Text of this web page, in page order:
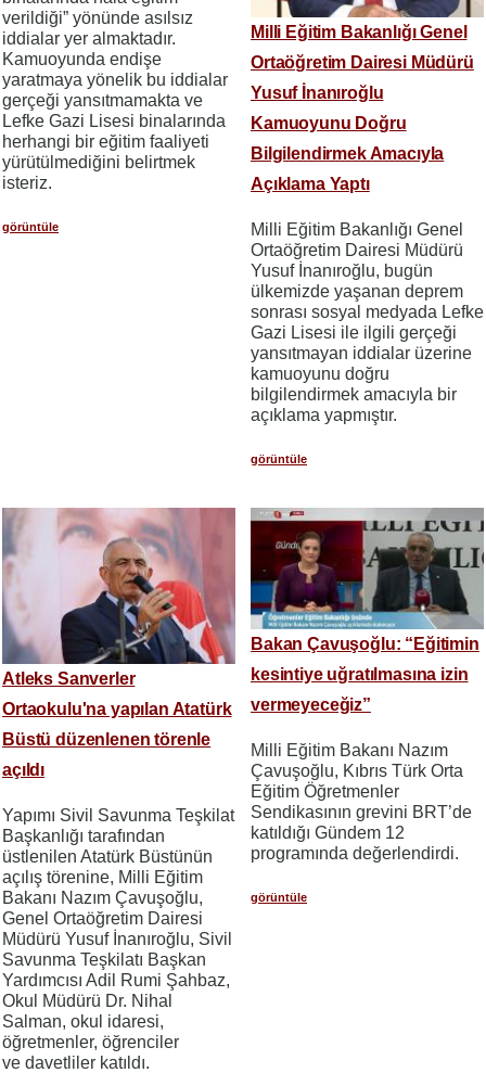
verildiği” yönünde asılsız
iddialar yer almaktadır.
Kamuoyunda endişe
yaratmaya yönelik bu iddialar
gerçeği yansıtmamakta ve
Lefke Gazi Lisesi binalarında
herhangi bir eğitim faaliyeti
yürütülmediğini belirtmek
isteriz.
görüntüle
Milli Eğitim Bakanlığı Genel
Ortaöğretim Dairesi Müdürü
Yusuf İnanıroğlu
Kamuoyunu Doğru
Bilgilendirmek Amacıyla
Açıklama Yaptı
Milli Eğitim Bakanlığı Genel
Ortaöğretim Dairesi Müdürü
Yusuf İnanıroğlu, bugün
ülkemizde yaşanan deprem
sonrası sosyal medyada Lefke
Gazi Lisesi ile ilgili gerçeği
yansıtmayan iddialar üzerine
kamuoyunu doğru
bilgilendirmek amacıyla bir
açıklama yapmıştır.
görüntüle
Atleks Sanverler
Ortaokulu'na yapılan Atatürk
Büstü düzenlenen törenle
açıldı
Yapımı Sivil Savunma Teşkilat
Başkanlığı tarafından
üstlenilen Atatürk Büstünün
açılış törenine, Milli Eğitim
Bakanı Nazım Çavuşoğlu,
Genel Ortaöğretim Dairesi
Müdürü Yusuf İnanıroğlu, Sivil
Savunma Teşkilatı Başkan
Yardımcısı Adil Rumi Şahbaz,
Okul Müdürü Dr. Nihal
Salman, okul idaresi,
öğretmenler, öğrenciler
ve davetliler katıldı.
Bakan Çavuşoğlu: “Eğitimin
kesintiye uğratılmasına izin
vermeyeceğiz”
Milli Eğitim Bakanı Nazım
Çavuşoğlu, Kıbrıs Türk Orta
Eğitim Öğretmenler
Sendikasının grevini BRT’de
katıldığı Gündem 12
programında değerlendirdi.
görüntüle